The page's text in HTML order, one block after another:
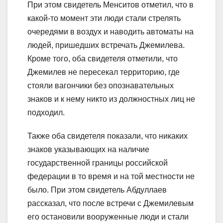
При этом свидетель Менситов отметил, что в
какой-то момент эти люди стали стрелять
очередями в воздух и наводить автоматы на
людей, пришедших встречать Джемилева.
Кроме того, оба свидетеля отметили, что
Джемилев не пересекал территорию, где
стояли вагончики без опознавательных
знаков и к нему никто из должностных лиц не
подходил.
Также оба свидетеля показали, что никаких
знаков указывающих на наличие
государственной границы российской
федерации в то время и на той местности не
было. При этом свидетель Абдуллаев
рассказал, что после встречи с Джемилевым
его остановили вооруженные люди и стали